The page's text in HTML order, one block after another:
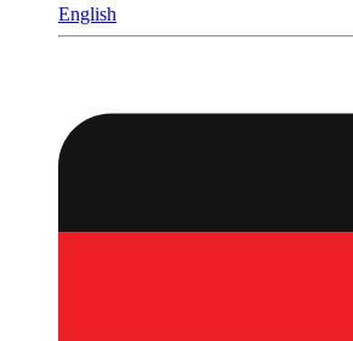
English